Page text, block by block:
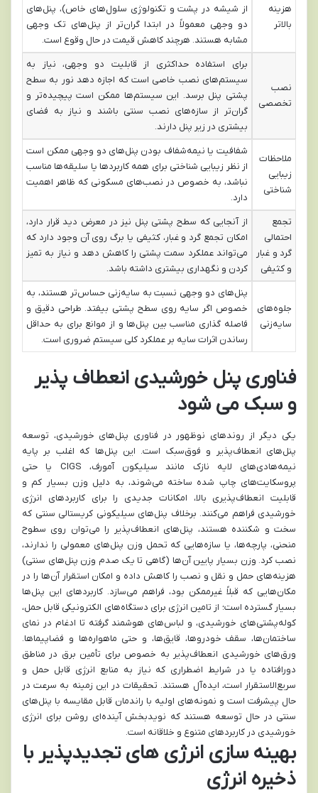
هزینه
بالاتر
از شیشه در پشت و تکنولوژی سلول‌های خاص)، پنل‌های
دو وجهی معمولاً در ابتدا گران‌تر از پنل‌های تک وجهی
مشابه هستند. هرچند کاهش قیمت در حال وقوع است.
نصب
تخصصی
برای استفاده حداکثری از قابلیت دو وجهی، نیاز به
سیستم‌های نصب خاصی است که اجازه دهد نور به سطح
پشتی پنل برسد. این سیستم‌ها ممکن است پیچیده‌تر و
گران‌تر از سازه‌های نصب سنتی باشند و نیاز به فضای
بیشتری در زیر پنل دارند.
ملاحظات
زیبایی
شناختی
شفافیت یا نیمه‌شفاف بودن پنل‌های دو وجهی ممکن است
از نظر زیبایی شناختی برای همه کاربردها یا سلیقه‌ها مناسب
نباشد، به خصوص در نصب‌های مسکونی که ظاهر اهمیت
دارد.
تجمع
احتمالی
گرد و غبار
و کثیفی
از آنجایی که سطح پشتی پنل نیز در معرض دید قرار دارد،
امکان تجمع گرد و غبار، کثیفی یا برگ روی آن وجود دارد که
می‌تواند عملکرد سمت پشتی را کاهش دهد و نیاز به تمیز
کردن و نگهداری بیشتری داشته باشد.
جلوه‌های
سایه‌زنی
پنل‌های دو وجهی نسبت به سایه‌زنی حساس‌تر هستند، به
خصوص اگر سایه روی سطح پشتی بیفتد. طراحی دقیق و
فاصله گذاری مناسب بین پنل‌ها و از موانع برای به حداقل
رساندن اثرات سایه بر عملکرد کلی سیستم ضروری است.
فناوری پنل خورشیدی انعطاف پذیر
و سبک می شود
یکی دیگر از روندهای نوظهور در فناوری پنل‌های خورشیدی، توسعه
پنل‌های انعطاف‌پذیر و فوق‌سبک است. این پنل‌ها که اغلب بر پایه
نیمه‌هادی‌های لایه نازک مانند سیلیکون آمورف، CIGS یا حتی
پروسکایت‌های چاپ شده ساخته می‌شوند، به دلیل وزن بسیار کم و
قابلیت انعطاف‌پذیری بالا، امکانات جدیدی را برای کاربردهای انرژی
خورشیدی فراهم می‌کنند. برخلاف پنل‌های سیلیکونی کریستالی سنتی که
سخت و شکننده هستند، پنل‌های انعطاف‌پذیر را می‌توان روی سطوح
منحنی، پارچه‌ها، یا سازه‌هایی که تحمل وزن پنل‌های معمولی را ندارند،
نصب کرد. وزن بسیار پایین آن‌ها (گاهی تا یک صدم وزن پنل‌های سنتی)
هزینه‌های حمل و نقل و نصب را کاهش داده و امکان استقرار آن‌ها را در
مکان‌هایی که قبلاً غیرممکن بود، فراهم می‌سازد. کاربردهای این پنل‌ها
بسیار گسترده است؛ از تامین انرژی برای دستگاه‌های الکترونیکی قابل حمل،
کوله‌پشتی‌های خورشیدی، و لباس‌های هوشمند گرفته تا ادغام در نمای
ساختمان‌ها، سقف خودروها، قایق‌ها، و حتی ماهواره‌ها و فضاپیماها.
ورق‌های خورشیدی انعطاف‌پذیر به خصوص برای تأمین برق در مناطق
دورافتاده یا در شرایط اضطراری که نیاز به منابع انرژی قابل حمل و
سریع‌الاستقرار است، ایده‌آل هستند. تحقیقات در این زمینه به سرعت در
حال پیشرفت است و نمونه‌های اولیه با راندمان قابل مقایسه با پنل‌های
سنتی در حال توسعه هستند که نویدبخش آینده‌ای روشن برای انرژی
خورشیدی در کاربردهای متنوع و خلاقانه است.
بهینه سازی انرژی های تجدیدپذیر با
ذخیره انرژی